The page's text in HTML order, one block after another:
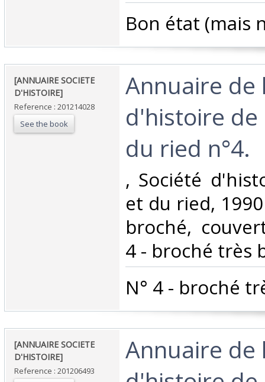
‎Bon état (mais
‎[ANNUAIRE SOCIETE
D'HISTOIRE]‎
Reference : 201214028
See the book
‎Annuaire de
d'histoire
du ried n°4. ‎
‎, Société
et du ried,
broché,
4 - broché très
‎N° 4 - broché
‎[ANNUAIRE SOCIETE
D'HISTOIRE]‎
Reference : 201206493
‎Annuaire de